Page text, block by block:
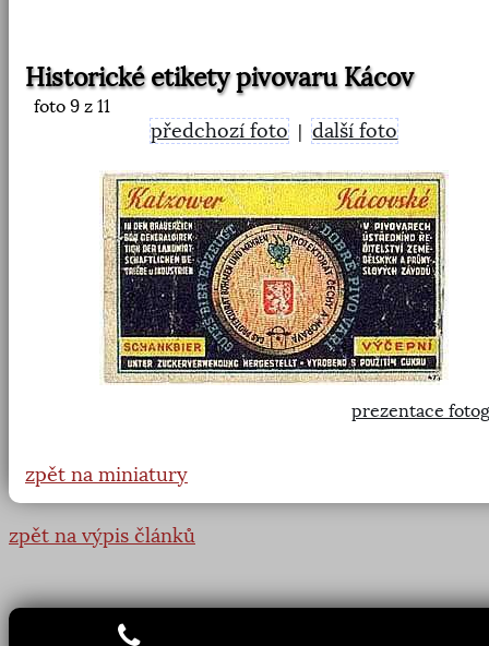
Historické etikety pivovaru Kácov
foto 9 z 11
předchozí foto |další foto
prezentace
zpět na miniatury
zpět na výpis článků